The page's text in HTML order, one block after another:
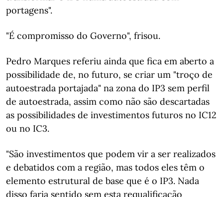
portagens".
"É compromisso do Governo", frisou.
Pedro Marques referiu ainda que fica em aberto a
possibilidade de, no futuro, se criar um "troço de
autoestrada portajada" na zona do IP3 sem perfil
de autoestrada, assim como não são descartadas
as possibilidades de investimentos futuros no IC12
ou no IC3.
"São investimentos que podem vir a ser realizados
e debatidos com a região, mas todos eles têm o
elemento estrutural de base que é o IP3. Nada
disso faria sentido sem esta requalificação